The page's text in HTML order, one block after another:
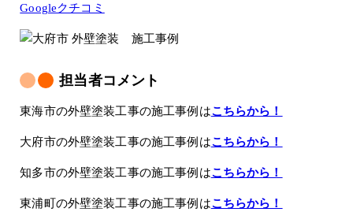
Googleクチコミ
担当者コメント
東海市の外壁塗装工事の施工事例はこちらから！
大府市の外壁塗装工事の施工事例はこちらから！
知多市の外壁塗装工事の施工事例はこちらから！
東浦町の外壁塗装工事の施工事例はこちらから！